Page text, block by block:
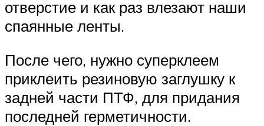
отверстие и как раз влезают наши
спаянные ленты.
После чего, нужно суперклеем
приклеить резиновую заглушку к
задней части ПТФ, для придания
последней герметичности.